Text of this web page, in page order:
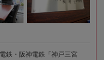
鉄・阪神電鉄「神戸三宮